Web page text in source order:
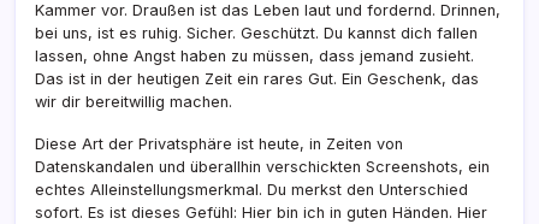
Kammer vor. Draußen ist das Leben laut und fordernd. Drinnen,
bei uns, ist es ruhig. Sicher. Geschützt. Du kannst dich fallen
lassen, ohne Angst haben zu müssen, dass jemand zusieht.
Das ist in der heutigen Zeit ein rares Gut. Ein Geschenk, das
wir dir bereitwillig machen.
Diese Art der Privatsphäre ist heute, in Zeiten von
Datenskandalen und überallhin verschickten Screenshots, ein
echtes Alleinstellungsmerkmal. Du merkst den Unterschied
sofort. Es ist dieses Gefühl: Hier bin ich in guten Händen. Hier